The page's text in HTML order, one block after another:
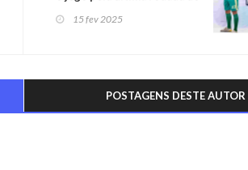
15 fev 2025
POSTAGENS DESTE AUTOR